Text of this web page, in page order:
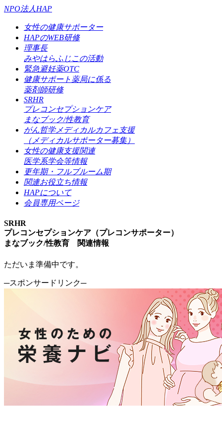
NPO法人HAP
女性の健康サポーター
HAPのWEB研修
理事長
みやはらふじこの活動
緊急避妊薬OTC
健康サポート薬局に係る
薬剤師研修
SRHR
プレコンセプションケア
まなブック/性教育
がん哲学メディカルカフェ支援
（メディカルサポーター募集）
女性の健康支援関連
医学系学会等情報
更年期・フルブルーム期
関連お役立ち情報
HAPについて
会員専用ページ
SRHR
プレコンセプションケア（プレコンサポーター）
まなブック/性教育 関連情報
ただいま準備中です。
─スポンサードリンク─